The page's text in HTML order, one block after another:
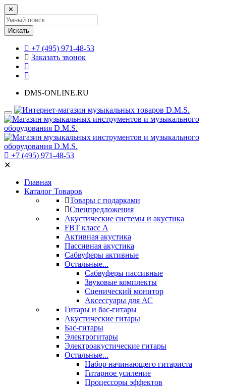
✕
Искать
+7 (495) 971-48-53
Заказать звонок
DMS-ONLINE.RU
+7 (495) 971-48-53
✕
Главная
Каталог Товаров
Товары с подарками
Спецпредложения
Акустические системы и акустика
FBT класс А
Активная акустика
Пассивная акустика
Сабвуферы активные
Остальные...
Сабвуферы пассивные
Звуковые комплекты
Сценический монитор
Аксессуары для АС
Гитары и бас-гитары
Акустические гитары
Бас-гитары
Электрогитары
Электроакустические гитары
Остальные...
Набор начинающего гитариста
Гитарное усиление
Процессоры эффектов